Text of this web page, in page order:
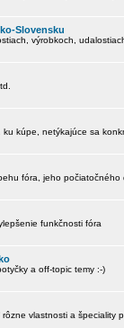
Slovensku
výrobkoch,
ku kúpe, netýkajúce sa
fóra, jeho
funkčnosti fóra
a off-topic temy :-)
vlastnosti a špeciality